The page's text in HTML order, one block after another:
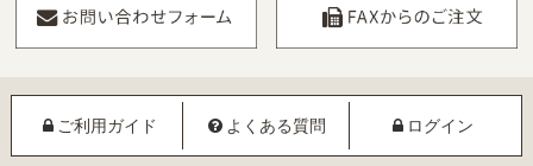
ご利用ガイド よくある質問 ログイン